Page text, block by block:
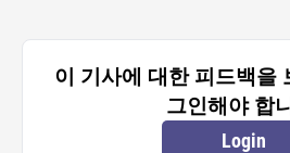
이 기사에 대한 피드백을
그인해야 합
Login